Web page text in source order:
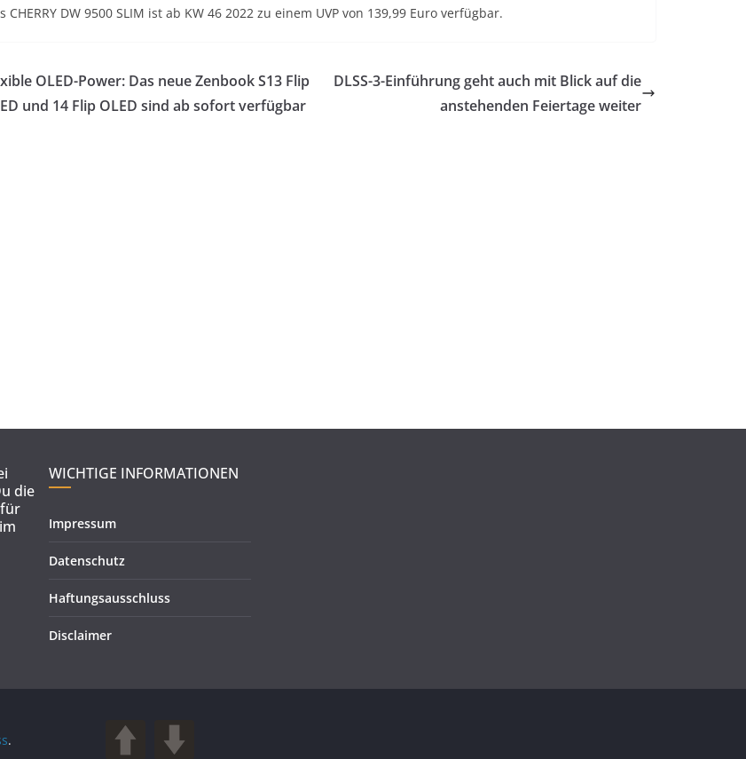
CHERRY DW 9500 SLIM ist ab KW 46 2022 zu einem UVP von 139,99 Euro verfügbar.
OLED-Power: Das neue Zenbook S13 Flip
und 14 Flip OLED sind ab sofort verfügbar
DLSS-3-Einführung geht auch mit Blick auf die
anstehenden Feiertage weiter
die
WICHTIGE INFORMATIONEN
Impressum
Datenschutz
Haftungsausschluss
Disclaimer
.